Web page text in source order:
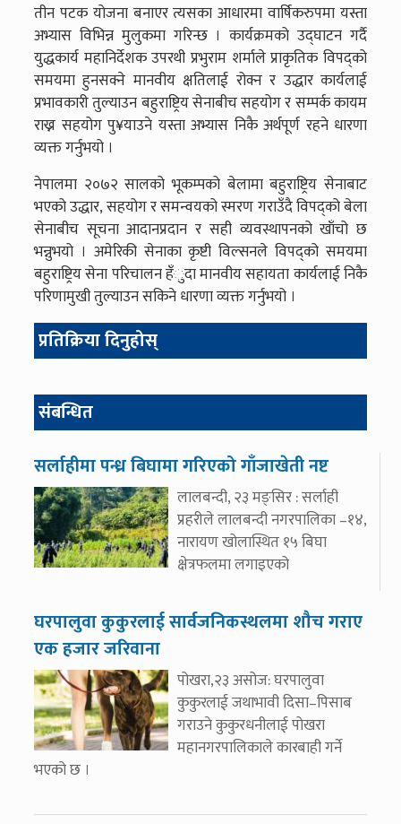
तीन पटक योजना बनाएर त्यसका आधारमा वार्षिकरुपमा यस्ता
अभ्यास विभिन्न मुलुकमा गरिन्छ । कार्यक्रमको उद्घाटन गर्दै
युद्धकार्य महानिर्देशक उपरथी प्रभुराम शर्माले प्राकृतिक विपद्को
समयमा हुनसक्ने मानवीय क्षतिलाई रोक्न र उद्धार कार्यलाई
प्रभावकारी तुल्याउन बहुराष्ट्रिय सेनाबीच सहयोग र सम्पर्क कायम
राख्न सहयोग पु¥याउने यस्ता अभ्यास निकै अर्थपूर्ण रहने धारणा
व्यक्त गर्नुभयो ।
नेपालमा २०७२ सालको भूकम्पको बेलामा बहुराष्ट्रिय सेनाबाट
भएको उद्धार, सहयोग र समन्वयको स्मरण गराउँदै विपद्को बेला
सेनाबीच सूचना आदानप्रदान र सही व्यवस्थापनको खाँचो छ
भन्नुभयो । अमेरिकी सेनाका कृष्टी विल्सनले विपद्को समयमा
बहुराष्ट्रिय सेना परिचालन हँुदा मानवीय सहायता कार्यलाई निकै
परिणामुखी तुल्याउन सकिने धारणा व्यक्त गर्नुभयो ।
प्रतिक्रिया दिनुहोस्
संबन्धित
सर्लाहीमा पन्ध्र बिघामा गरिएको गाँजाखेती नष्ट
लालबन्दी, २३ मङ्सिर : सर्लाही
प्रहरीले लालबन्दी नगरपालिका –१४,
नारायण खोलास्थित १५ बिघा
क्षेत्रफलमा लगाइएको
घरपालुवा कुकुरलाई सार्वजनिकस्थलमा शौच गराए
एक हजार जरिवाना
पोखरा,२३ असोज: घरपालुवा
कुकुरलाई जथाभावी दिसा–पिसाब
गराउने कुकुरधनीलाई पोखरा
महानगरपालिकाले कारबाही गर्ने
भएको छ ।